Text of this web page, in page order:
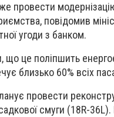
провести
повідомив
угоди з банком.
що це поліпшить
близько 60% всіх
провести
смуги (18R-